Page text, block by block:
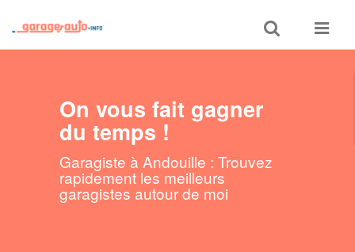
Toggle
search
Toggle
On vous fait gagner
du temps !
Garagiste à Andouille : Trouvez
rapidement les meilleurs
garagistes autour de moi